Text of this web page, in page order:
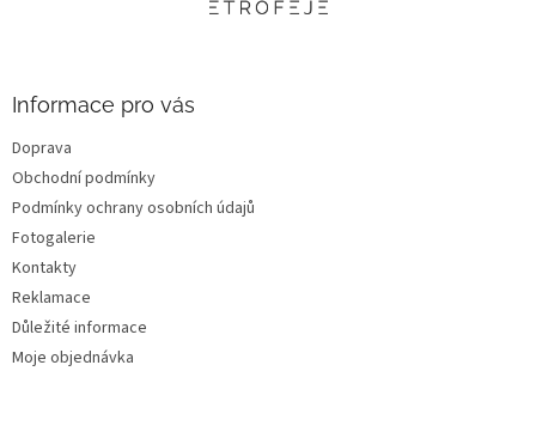
Informace pro vás
Doprava
Obchodní podmínky
Podmínky ochrany osobních údajů
Fotogalerie
Kontakty
Reklamace
Důležité informace
Moje objednávka